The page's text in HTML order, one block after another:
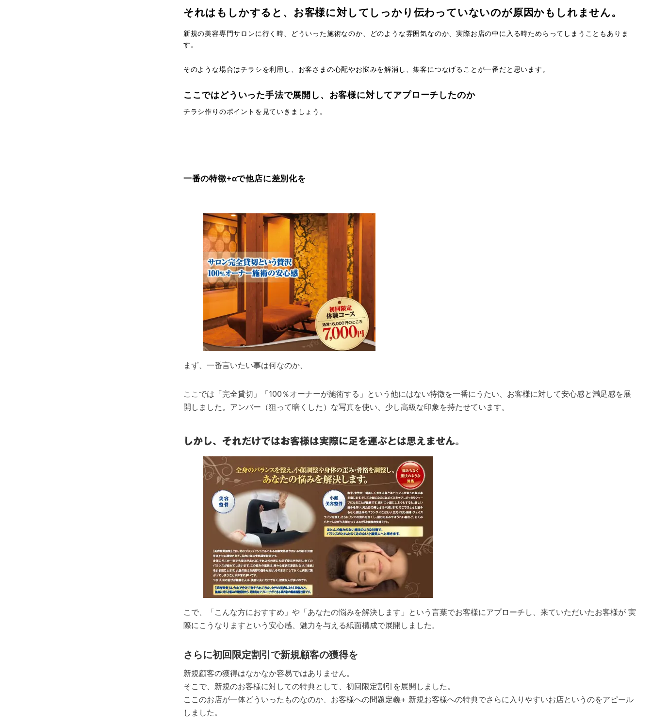
それはもしかすると、お客様に対してしっかり伝わっていないのが原因かもしれません。
新規の美容専門サロンに行く時、どういった施術なのか、どのような雰囲気なのか、実際お店の中に入る時ためらってしまうこともありま
す。
そのような場合はチラシを利用し、お客さまの心配やお悩みを解消し、集客につなげることが一番だと思います。
ここではどういった手法で展開し、お客様に対してアプローチしたのか
チラシ作りのポイントを見ていきましょう。
一番の特徴+αで他店に差別化を
まず、一番言いたい事は何なのか、
ここでは「完全貸切」「100％オーナーが施術する」という他にはない特徴を一番にうたい、お客様に対して安心感と満足感を展
開しました。アンバー（狙って暗くした）な写真を使い、少し高級な印象を持たせています。
しかし、それだけではお客様は実際に足を運ぶとは思えません。
こで、「こんな方におすすめ」や「あなたの悩みを解決します」という言葉でお客様にアプローチし、来ていただいたお客様が 実
際にこうなりますという安心感、魅力を与える紙面構成で展開しました。
さらに初回限定割引で新規顧客の獲得を
新規顧客の獲得はなかなか容易ではありません。
そこで、新規のお客様に対しての特典として、初回限定割引を展開しました。
ここのお店が一体どういったものなのか、お客様への問題定義+ 新規お客様への特典でさらに入りやすいお店というのをアピール
しました。